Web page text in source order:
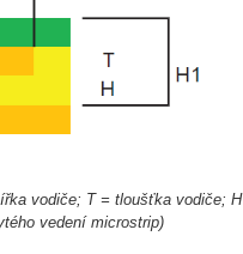
vodiče; T = tloušťka vodiče;
vedení microstrip)